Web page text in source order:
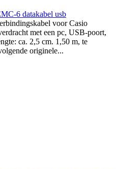
6 datakabel usb
voor Casio
met een pc, USB-poort,
ca. 2,5 cm. 1,50 m, te
originele...